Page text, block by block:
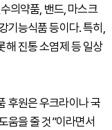
의약품, 밴드, 마스크
기능식품 등이다. 특히,
해 진통 소염제 등 일상
후원은 우크라이나 국
움을 줄 것”이라면서